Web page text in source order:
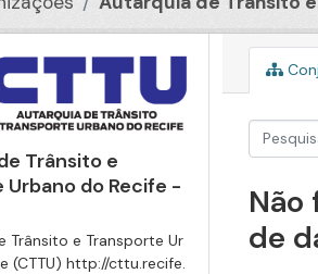
Trânsito e
Urbano do Recife -
Trânsito e Transporte Ur
(CTTU) http://cttu.recife.
de